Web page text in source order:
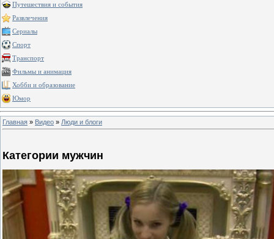
Путешествия и события
Развлечения
Сериалы
Спорт
Транспорт
Фильмы и анимация
Хобби и образование
Юмор
Главная » Видео » Люди и блоги
Категории мужчин